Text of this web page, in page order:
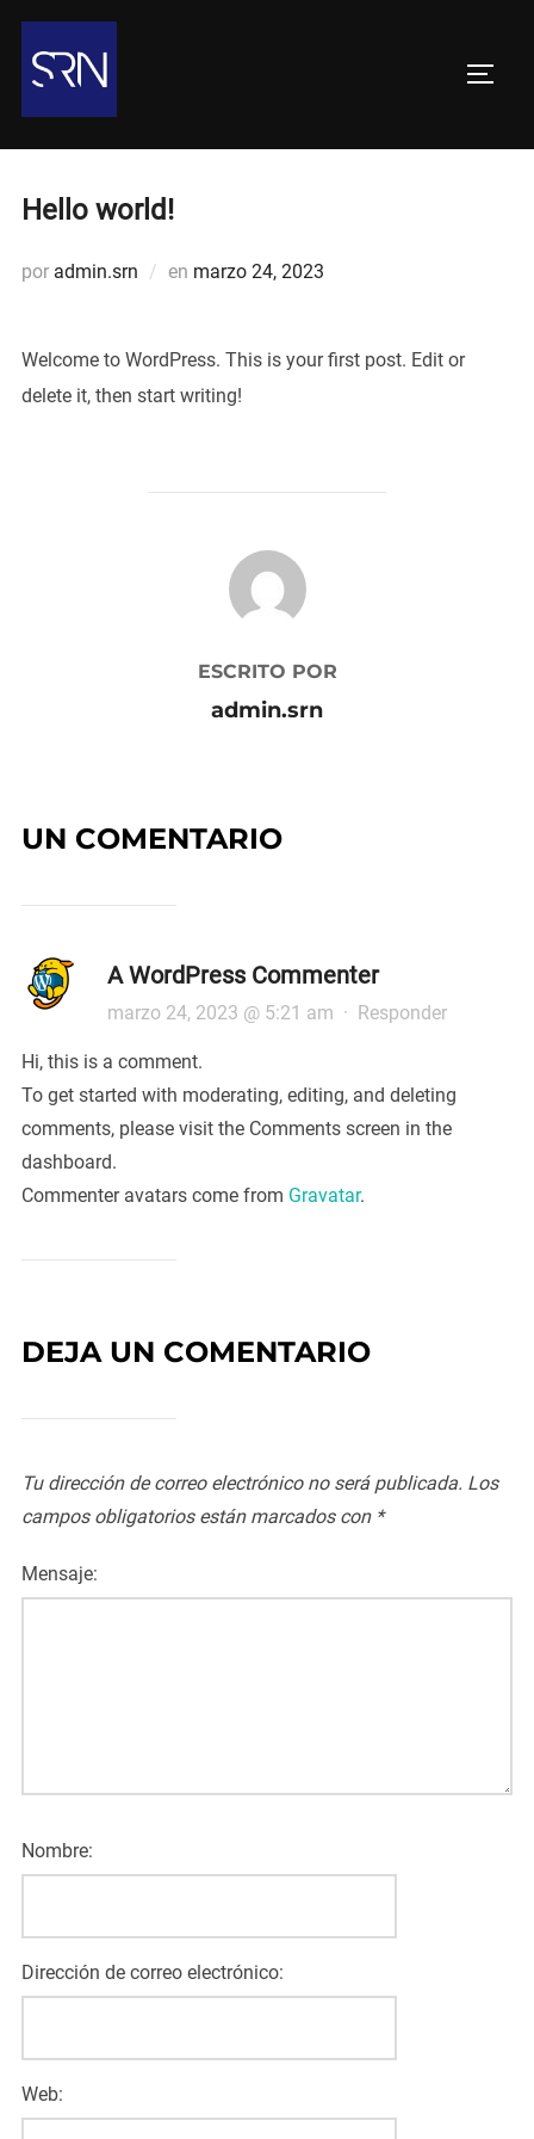
contenido
Hello world!
por admin.srn en Publicado
marzo 24, 2023
Welcome to WordPress. This is your first post. Edit or
delete it, then start writing!
AUTOR DE LA PUBLICACIÓN
ESCRITO POR
admin.srn
UN COMENTARIO
A WordPress Commenter
marzo 24, 2023 @ 5:21 am · Responder
Hi, this is a comment.
To get started with moderating, editing, and deleting
comments, please visit the Comments screen in the
dashboard.
Commenter avatars come from Gravatar.
DEJA UN COMENTARIO
Tu dirección de correo electrónico no será publicada. Los
campos obligatorios están marcados con *
Mensaje:
Nombre:
Dirección de correo electrónico:
Web: